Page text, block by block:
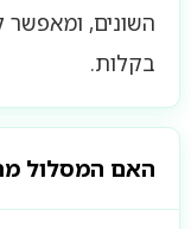
השונים,
בקלות.
האם המסלול